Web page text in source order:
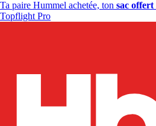
Ta paire Hummel achetée, ton sac offert
Topflight Pro